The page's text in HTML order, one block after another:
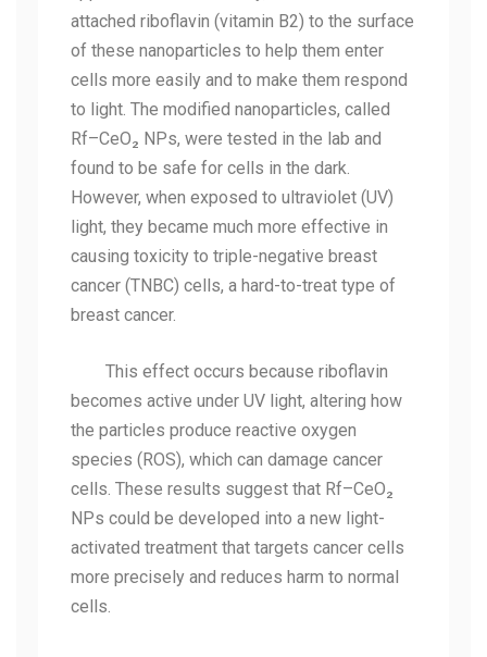
attached riboflavin (vitamin B2) to the surface
of these nanoparticles to help them enter
cells more easily and to make them respond
to light. The modified nanoparticles, called
Rf–CeO₂ NPs, were tested in the lab and
found to be safe for cells in the dark.
However, when exposed to ultraviolet (UV)
light, they became much more effective in
causing toxicity to triple-negative breast
cancer (TNBC) cells, a hard-to-treat type of
breast cancer.
This effect occurs because riboflavin
becomes active under UV light, altering how
the particles produce reactive oxygen
species (ROS), which can damage cancer
cells. These results suggest that Rf–CeO₂
NPs could be developed into a new light-
activated treatment that targets cancer cells
more precisely and reduces harm to normal
cells.